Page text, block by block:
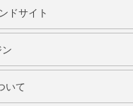
ドサイト
いて